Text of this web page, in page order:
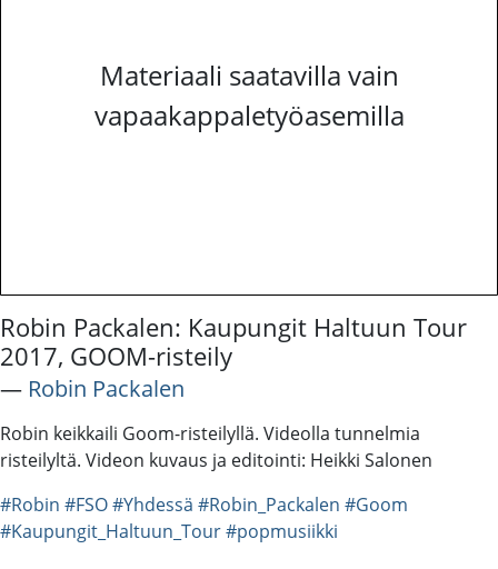
Materiaali saatavilla vain
vapaakappaletyöasemilla
Robin Packalen: Kaupungit Haltuun Tour
2017, GOOM-risteily
― Robin Packalen
Robin keikkaili Goom-risteilyllä. Videolla tunnelmia
risteilyltä. Videon kuvaus ja editointi: Heikki Salonen
#Robin #FSO#Yhdessä #Robin_Packalen #Goom
#Kaupungit_Haltuun_Tour#popmusiikki